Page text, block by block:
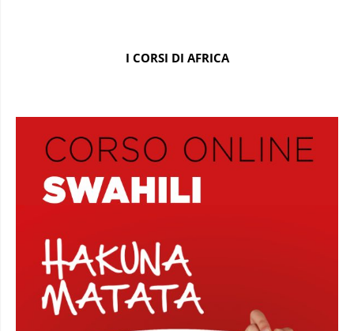
I CORSI DI AFRICA